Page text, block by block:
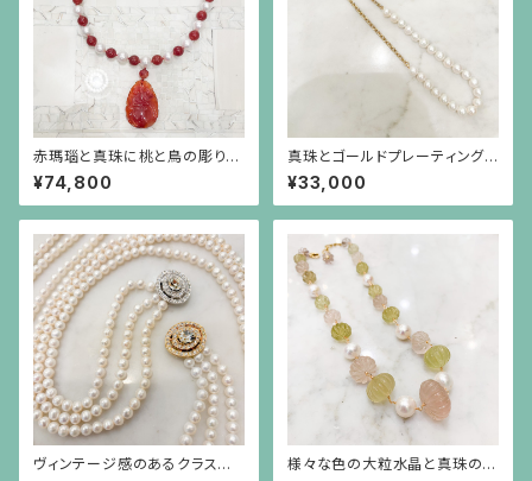
赤瑪瑙と真珠に桃と鳥の彫りの
赤瑪瑙が揺れるネックレス
¥74,800
真珠とゴールドプレーティングを
したシルバーチェーンのネックレ
ス
¥33,000
ヴィンテージ感のあるクラスプ
様々な色の大粒水晶と真珠のシ